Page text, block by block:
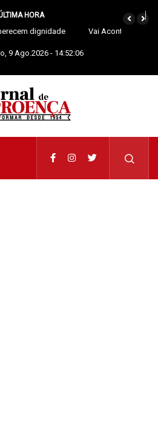
HORA
Domingo Tempo Comum
9 Ago.2026 - 14:52:07